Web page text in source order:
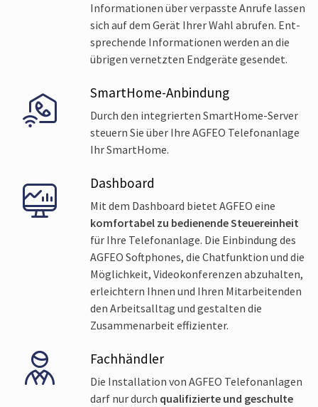
Informa­tionen über verpasste Anrufe lassen
sich auf dem Gerät Ihrer Wahl abrufen. Ent­
sprechende Informa­tionen werden an die
übrigen ver­netzten End­geräte gesendet.
SmartHome-Anbindung
Durch den inte­grierten Smart­Home-Server
steuern Sie über Ihre AGFEO Telefon­anlage
Ihr Smart­Home.
Dashboard
Mit dem Dash­board bietet AGFEO eine
komfor­tabel zu bedienende Steuer­einheit
für Ihre Telefon­anlage. Die Einbindung des
AGFEO Soft­phones, die Chat­funktion und die
Möglich­keit, Video­konferenzen abzuhalten,
erleich­tern Ihnen und Ihren Mit­arbei­tenden
den Arbeits­alltag und gestalten die
Zusammen­arbeit effi­zienter.
Fachhändler
Die Instal­lation von AGFEO Telefon­anlagen
darf nur durch quali­fizierte und geschulte